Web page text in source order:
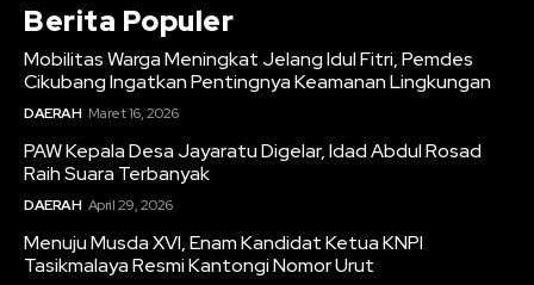
Berita Populer
Mobilitas Warga Meningkat Jelang Idul Fitri, Pemdes
Cikubang Ingatkan Pentingnya Keamanan Lingkungan
DAERAH Maret 16, 2026
PAW Kepala Desa Jayaratu Digelar, Idad Abdul Rosad
Raih Suara Terbanyak
DAERAH April 29, 2026
Menuju Musda XVI, Enam Kandidat Ketua KNPI
Tasikmalaya Resmi Kantongi Nomor Urut